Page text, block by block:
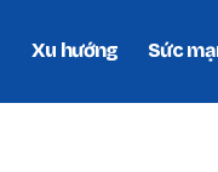
Xu hướng Sức